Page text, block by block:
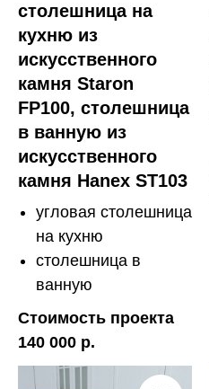
столешница на
кухню из
искусственного
камня Staron
FP100, столешница
в ванную из
искусственного
камня Hanex ST103
угловая столешница
на кухню
столешница в
ванную
Стоимость проекта
140 000 р.